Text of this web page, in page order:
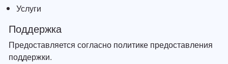
Услуги
Поддержка
Предоставляется согласно политике предоставления
поддержки.